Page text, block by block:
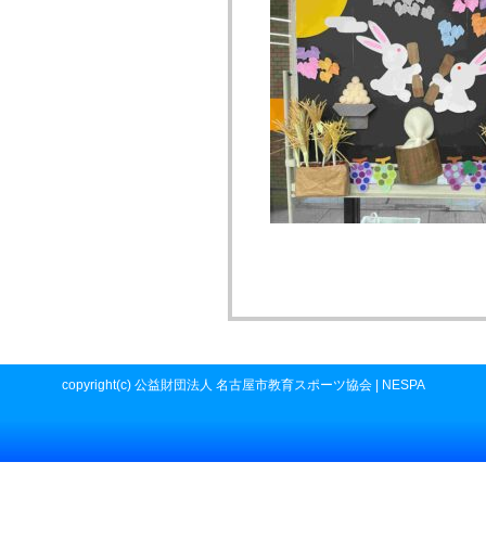
copyright(c) 公益財団法人 名古屋市教育スポーツ協会 | NESPA